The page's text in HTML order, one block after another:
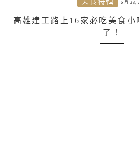
6 月 23,
高雄建工路上16家必吃美食小
了！